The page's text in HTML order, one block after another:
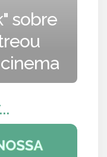
sobre